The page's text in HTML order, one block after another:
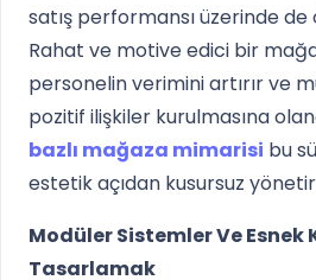
satış performansı üzerinde
Rahat ve motive edici bir
personelin verimini artırır ve
pozitif ilişkiler kurulmasına
bazlı mağaza mimarisi bu
estetik açıdan kusursuz
Modüler Sistemler Ve Esnek
Tasarlamak